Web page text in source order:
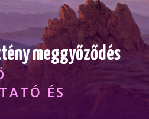
meggyőződés
ÉS